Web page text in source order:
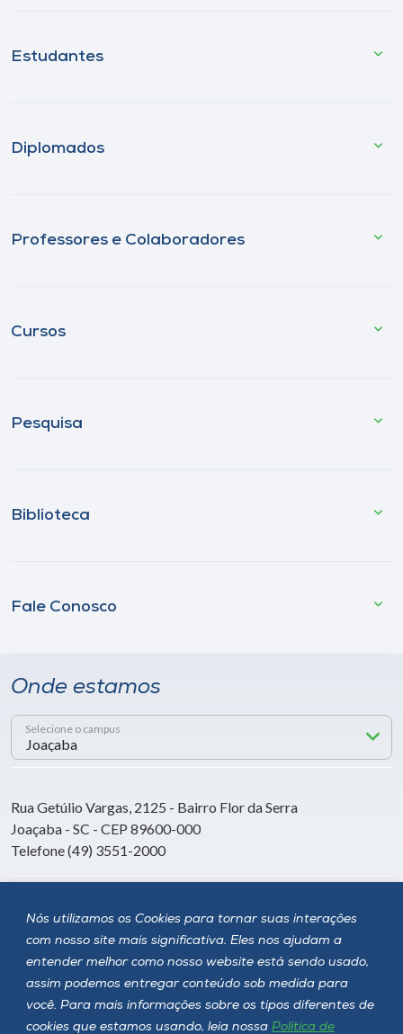
Nós utilizamos os Cookies para tornar suas interações
com nosso site mais significativa. Eles nos ajudam a
entender melhor como nosso website está sendo usado,
assim podemos entregar conteúdo sob medida para
você. Para mais informações sobre os tipos diferentes de
cookies que estamos usando, leia nossa Política de
Estudantes
Diplomados
Professores e Colaboradores
Cursos
Pesquisa
Biblioteca
Fale Conosco
Onde estamos
Selecione o campus
Rua Getúlio Vargas, 2125 - Bairro Flor da Serra
Joaçaba - SC - CEP 89600-000
Telefone (49) 3551-2000
Siga a Unoesc